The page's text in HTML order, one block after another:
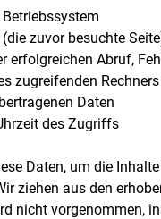
(die zuvor besuchte
erfolgreichen Abruf,
zugreifenden
Daten
des Zugriffs
Daten, um die
ziehen aus den
nicht vorgenommen,